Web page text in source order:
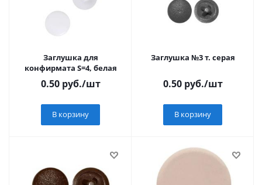
Заглушка для
конфирмата S=4, белая
0.50руб./шт
В корзину
Заглушка №3 т. серая
0.50руб./шт
В корзину